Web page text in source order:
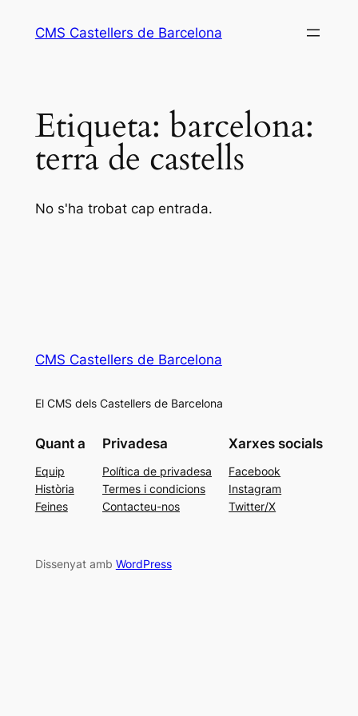
CMS Castellers de Barcelona
Etiqueta: barcelona:
terra de castells
No s'ha trobat cap entrada.
CMS Castellers de Barcelona
El CMS dels Castellers de Barcelona
Quant a
Equip
Història
Feines
Privadesa
Política de privadesa
Termes i condicions
Contacteu-nos
Xarxes socials
Facebook
Instagram
Twitter/X
Dissenyat amb WordPress